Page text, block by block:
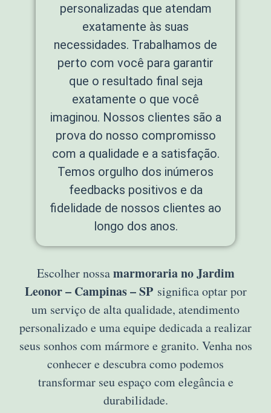
personalizadas que atendam
exatamente às suas
necessidades. Trabalhamos de
perto com você para garantir
que o resultado final seja
exatamente o que você
imaginou. Nossos clientes são a
prova do nosso compromisso
com a qualidade e a satisfação.
Temos orgulho dos inúmeros
feedbacks positivos e da
fidelidade de nossos clientes ao
longo dos anos.
Escolher nossamarmoraria no Jardim
Leonor – Campinas – SPsignifica optar por
um serviço de alta qualidade, atendimento
personalizado e uma equipe dedicada a realizar
seus sonhos com mármore e granito. Venha nos
conhecer e descubra como podemos
transformar seu espaço com elegância e
durabilidade.